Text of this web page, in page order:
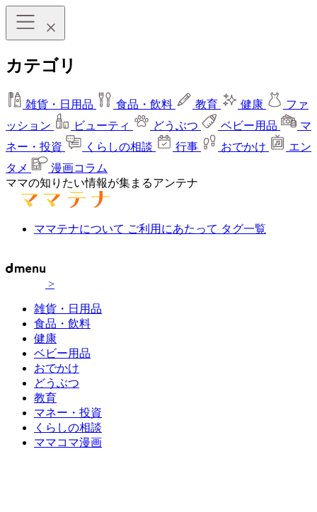
カテゴリ
雑貨・日用品 食品・飲料 教育 健康
ファ
ッション
ビューティ どうぶつ ベビー用品
マ
ネー・投資
くらしの相談 行事 おでかけ
エン
タメ
漫画コラム
ママの知りたい情報が集まるアンテナ
ママテナについて ご利用にあたって タグ一覧
>
雑貨・日用品
食品・飲料
健康
ベビー用品
おでかけ
どうぶつ
教育
マネー・投資
くらしの相談
ママコマ漫画